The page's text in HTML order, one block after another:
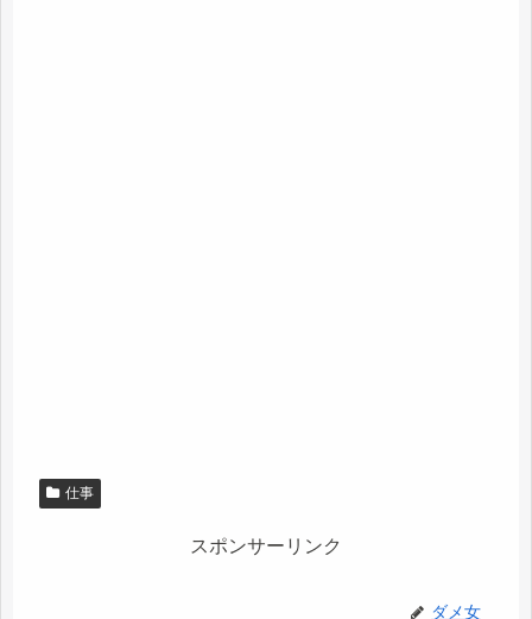
仕事
スポンサーリンク
ダメ女